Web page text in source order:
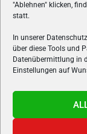
"Ablehnen" klicken,
statt.
In unserer
über diese Tools und
Datenübermittlung in
Einstellungen auf